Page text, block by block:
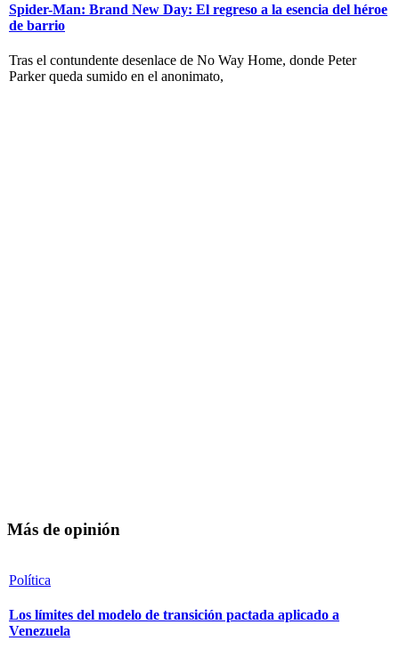
Spider-Man: Brand New Day: El regreso a la esencia del héroe
de barrio
Tras el contundente desenlace de No Way Home, donde Peter
Parker queda sumido en el anonimato,
Más de opinión
Política
Los límites del modelo de transición pactada aplicado a
Venezuela